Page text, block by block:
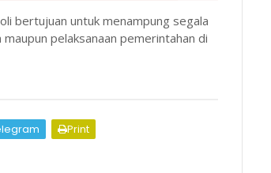
bertujuan untuk menampung segala
pelaksanaan pemerintahan di
Print